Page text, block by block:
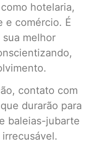
hotelaria,
e comércio. É
melhor
contato com
durarão para
baleias-jubarte